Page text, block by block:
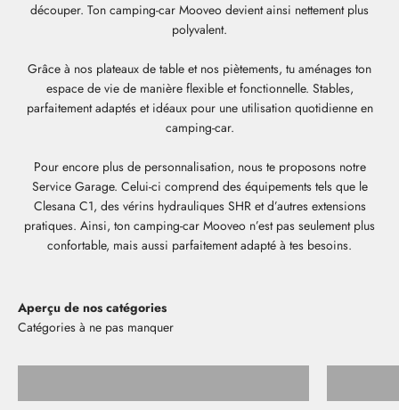
découper. Ton camping-car Mooveo devient ainsi nettement plus
polyvalent.
Grâce à nos plateaux de table et nos piètements, tu aménages ton
espace de vie de manière flexible et fonctionnelle. Stables,
parfaitement adaptés et idéaux pour une utilisation quotidienne en
camping-car.
Pour encore plus de personnalisation, nous te proposons notre
Service Garage. Celui-ci comprend des équipements tels que le
Clesana C1, des vérins hydrauliques SHR et d’autres extensions
pratiques. Ainsi, ton camping-car Mooveo n’est pas seulement plus
confortable, mais aussi parfaitement adapté à tes besoins.
Aperçu de nos catégories